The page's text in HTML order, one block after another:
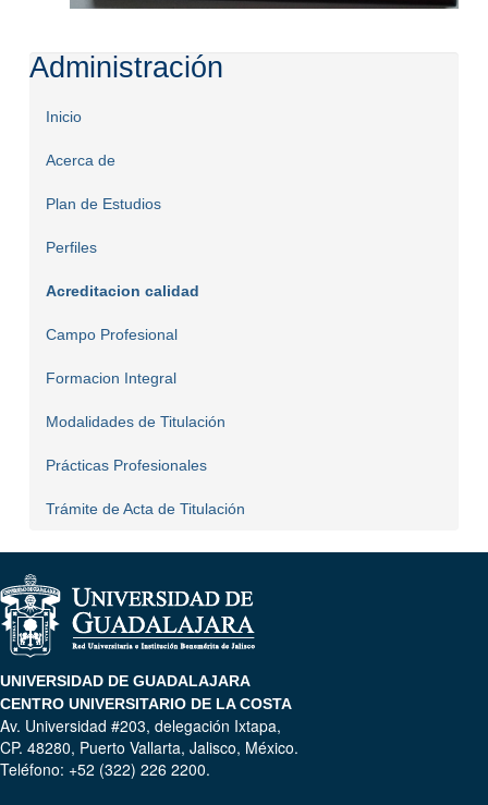
Administración
Inicio
Acerca de
Plan de Estudios
Perfiles
Acreditacion calidad
Campo Profesional
Formacion Integral
Modalidades de Titulación
Prácticas Profesionales
Trámite de Acta de Titulación
UNIVERSIDAD DE GUADALAJARA
CENTRO UNIVERSITARIO DE LA COSTA
Av. Universidad #203, delegación Ixtapa,
CP. 48280, Puerto Vallarta, Jalisco, México.
Teléfono: +52 (322) 226 2200.